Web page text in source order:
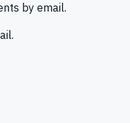
by email.